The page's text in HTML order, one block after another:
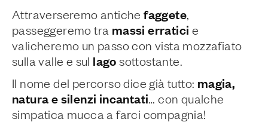
Attraverseremo antichefaggete
passeggeremo tra massi erratici e
valicheremo un passo con vista mozzafiato
sulla valle e sul lagosottostante.
Il nome del percorso dice già tutto: magia,
natura e silenzi incantati … con qualche
simpatica mucca a farci compagnia!